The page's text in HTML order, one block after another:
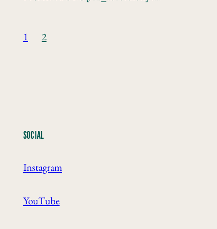
1 2
SOCIAL
Instagram
YouTube